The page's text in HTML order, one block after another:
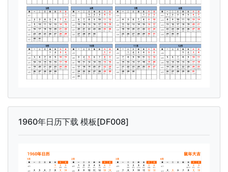
1960年日历下载 模板[DF008]